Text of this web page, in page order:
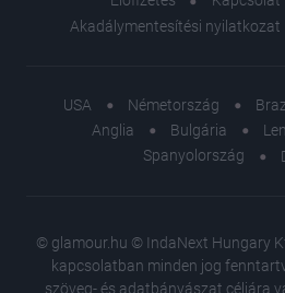
Akadálymentesítési nyilatkozat
USA Németország
Anglia
Bulgária
Spanyolország
© glamour.hu © IndaNext Hungary
kapcsolatban minden jog
szöveg- és adatbányászat céljára